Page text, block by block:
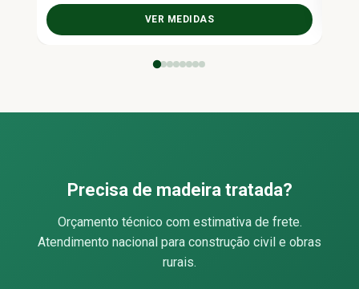
VER MEDIDAS
Precisa de madeira tratada?
Orçamento técnico com estimativa de frete.
Atendimento nacional para construção civil e obras
rurais.